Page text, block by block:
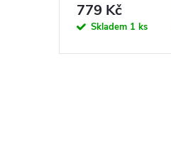
779 Kč
Skladem 1 ks